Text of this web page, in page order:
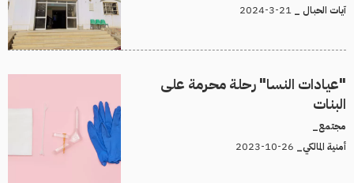
آيات الحبال _
"عيادات النسا" رحلة محرمة على
البنات
مجتمع_
أمنية المالكي_